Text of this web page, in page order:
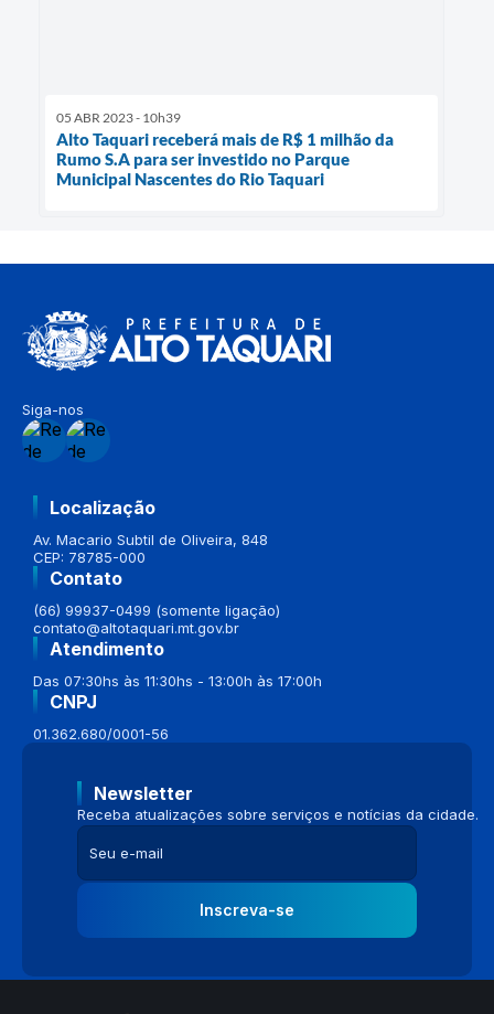
05 ABR 2023 - 10h39
Alto Taquari receberá mais de R$ 1 milhão da
Rumo S.A para ser investido no Parque
Municipal Nascentes do Rio Taquari
Siga-nos
Localização
Av. Macario Subtil de Oliveira, 848
CEP: 78785-000
Contato
(66) 99937-0499 (somente ligação)
contato@altotaquari.mt.gov.br
Atendimento
Das 07:30hs às 11:30hs - 13:00h às 17:00h
CNPJ
01.362.680/0001-56
Newsletter
Receba atualizações sobre serviços e notícias da cidade.
Inscreva-se